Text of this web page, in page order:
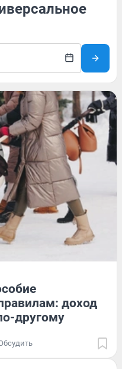
доход
другому